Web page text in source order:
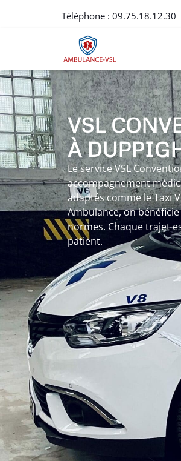
Téléphone : 09.75.18.12.30
VSL
À
Le service VSL
accompagnement
adaptés comme le Taxi
Ambulance, on
normes. Chaque trajet
patient.